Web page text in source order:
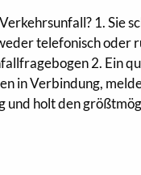
1. Sie
telefonisch oder
2. Ein
in Verbindung,
und holt den